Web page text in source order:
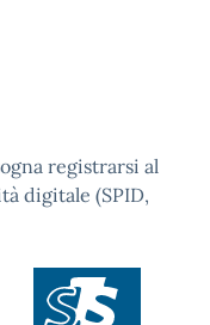
registrarsi al
digitale (SPID,